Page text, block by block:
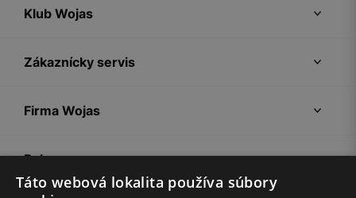
Klub Wojas
Zákaznícky servis
Firma Wojas
Pokyny
Táto webová lokalita používa súbory